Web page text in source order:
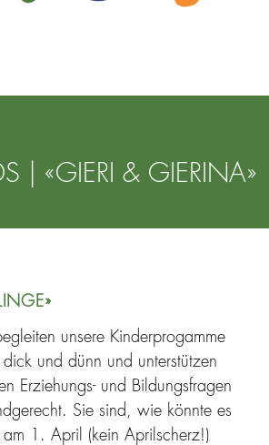
| «GIERI & GIERINA»
unsere Kinderprogamme
und dünn und unterstützen
Erziehungs- und Bildungsfragen
Sie sind, wie könnte es
1. April (kein Aprilscherz!)